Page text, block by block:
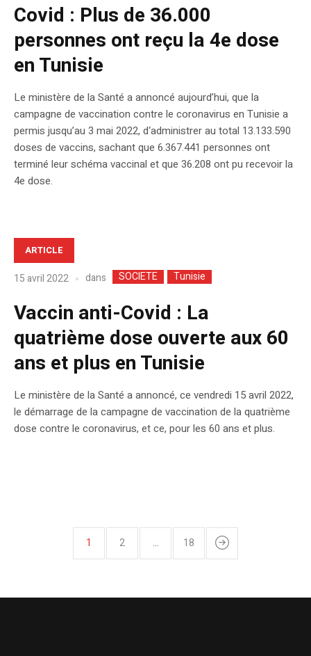
Covid : Plus de 36.000
personnes ont reçu la 4e dose
en Tunisie
Le ministère de la Santé a annoncé aujourd’hui, que la
campagne de vaccination contre le coronavirus en Tunisie a
permis jusqu’au 3 mai 2022, d‘administrer au total 13.133.590
doses de vaccins, sachant que 6.367.441 personnes ont
terminé leur schéma vaccinal et que 36.208 ont pu recevoir la
4e dose.
ARTICLE
15 avril 2022 dans SOCIETE Tunisie
Vaccin anti-Covid : La
quatrième dose ouverte aux 60
ans et plus en Tunisie
Le ministère de la Santé a annoncé, ce vendredi 15 avril 2022,
le démarrage de la campagne de vaccination de la quatrième
dose contre le coronavirus, et ce, pour les 60 ans et plus.
1 2 … 18